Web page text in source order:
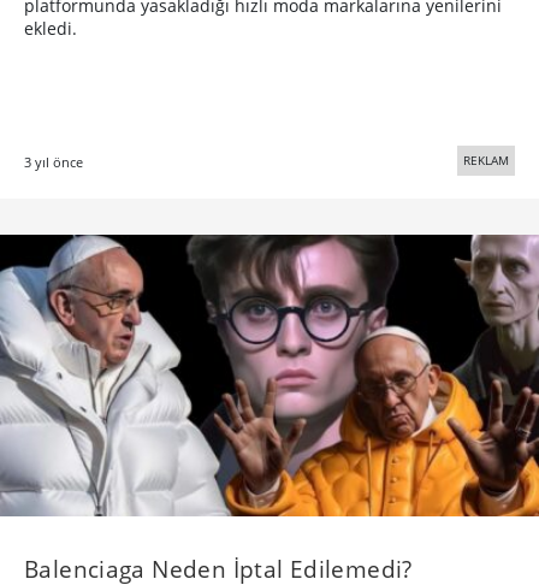
platformunda yasakladığı hızlı moda markalarına yenilerini
ekledi.
3 yıl önce REKLAM
Balenciaga Neden İptal Edilemedi?